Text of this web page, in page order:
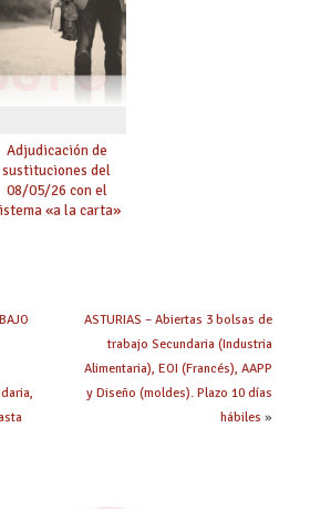
Adjudicación de
sustituciones del
08/05/26 con el
«a la carta»
ASTURIAS – Abiertas 3 bolsas de
trabajo Secundaria (Industria
Alimentaria), EOI (Francés), AAPP
y Diseño (moldes). Plazo 10 días
hábiles »